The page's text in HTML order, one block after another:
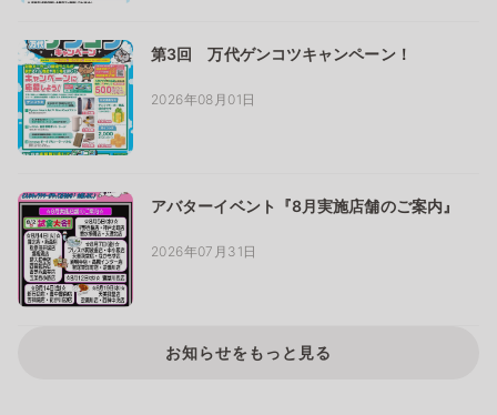
第3回 万代ゲンコツキャンペーン！
2026年08月01日
アバターイベント『8月実施店舗のご案内』
2026年07月31日
お知らせをもっと見る